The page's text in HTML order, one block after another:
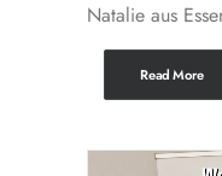
Natalie aus
Read More